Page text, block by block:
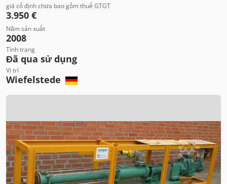
giá cố định chưa bao gồm thuế GTGT
3.950 €
Năm sản xuất
2008
Tình trạng
Đã qua sử dụng
Vị trí
Wiefelstede